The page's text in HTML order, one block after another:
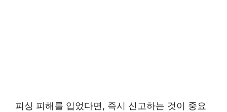
피싱 피해를 입었다면, 즉시 신고하는 것이 중요